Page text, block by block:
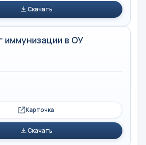
Скачать
иммунизации в ОУ
Карточка
Скачать